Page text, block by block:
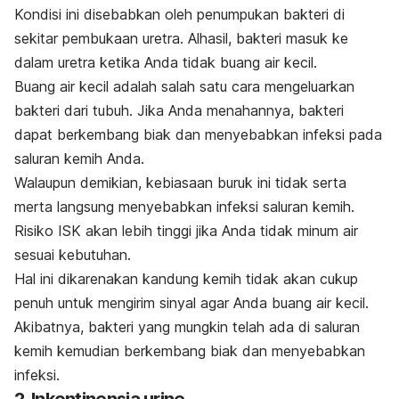
Kondisi ini disebabkan oleh penumpukan bakteri di
sekitar pembukaan uretra. Alhasil, bakteri masuk ke
dalam uretra ketika Anda tidak buang air kecil.
Buang air kecil adalah salah satu cara mengeluarkan
bakteri dari tubuh. Jika Anda menahannya, bakteri
dapat berkembang biak dan menyebabkan infeksi pada
saluran kemih Anda.
Walaupun demikian, kebiasaan buruk ini tidak serta
merta langsung menyebabkan infeksi saluran kemih.
Risiko ISK akan lebih tinggi jika Anda tidak minum air
sesuai kebutuhan.
Hal ini dikarenakan kandung kemih tidak akan cukup
penuh untuk mengirim sinyal agar Anda buang air kecil.
Akibatnya, bakteri yang mungkin telah ada di saluran
kemih kemudian berkembang biak dan menyebabkan
infeksi.